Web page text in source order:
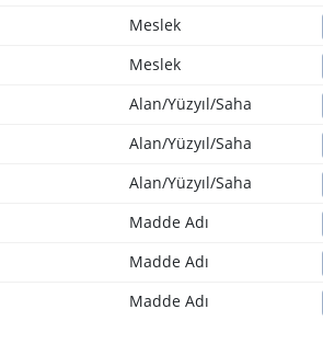
Meslek
Meslek
Alan/Yüzyıl/Saha
Alan/Yüzyıl/Saha
Alan/Yüzyıl/Saha
Madde Adı
Madde Adı
Madde Adı